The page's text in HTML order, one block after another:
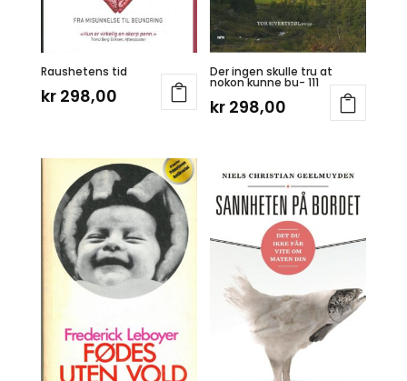
Raushetens tid
kr298,00
Der ingen skulle tru at
nokon kunne bu- 111
kr 298,00